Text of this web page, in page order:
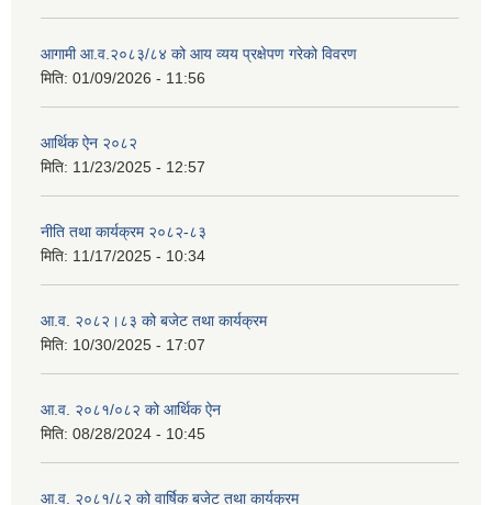
आगामी आ.व.२०८३/८४ को आय व्यय प्रक्षेपण गरेको विवरण
मिति: 01/09/2026 - 11:56
आर्थिक ऐन २०८२
मिति: 11/23/2025 - 12:57
नीति तथा कार्यक्रम २०८२-८३
मिति: 11/17/2025 - 10:34
आ.व. २०८२।८३ को बजेट तथा कार्यक्रम
मिति: 10/30/2025 - 17:07
आ.व. २०८१/०८२ को आर्थिक ऐन
मिति: 08/28/2024 - 10:45
आ.व. २०८१/८२ को वार्षिक बजेट तथा कार्यक्रम